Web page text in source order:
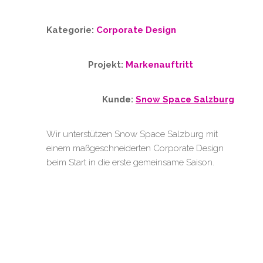
Kategorie: Corporate Design
Projekt: Markenauftritt
Kunde: Snow Space Salzburg
Wir unterstützen Snow Space Salzburg mit
einem maßgeschneiderten Corporate Design
beim Start in die erste gemeinsame Saison.